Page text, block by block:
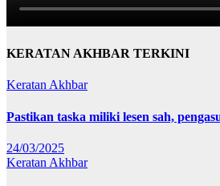
KERATAN AKHBAR TERKINI
Keratan Akhbar
Pastikan taska miliki lesen sah,
24/03/2025
Keratan Akhbar